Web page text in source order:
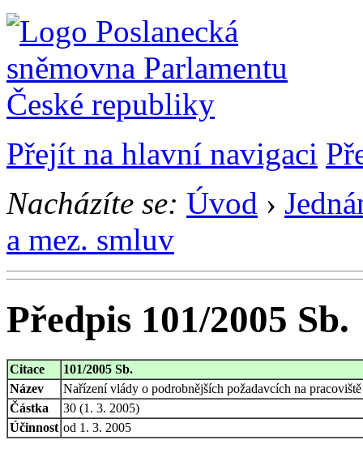
Přejít na hlavní navigaci
Nacházíte se: Úvod ›
a mez. smluv
Předpis 101/2005 Sb.
Citace
101/2005 Sb.
Název
Nařízení vlády o podrobnějších požadavcích na
Částka
30 (1. 3. 2005)
Účinnost od 1. 3. 2005